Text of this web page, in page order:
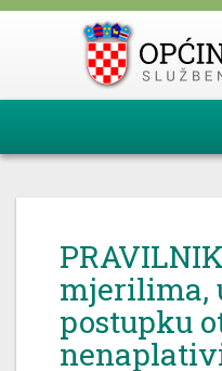
mjerilima,
postupku